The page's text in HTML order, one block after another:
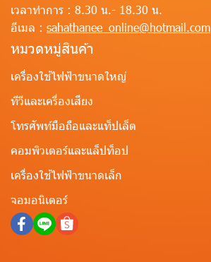
เวลาทำการ : 8.30 น.- 18.30 น.
อีเมล : sahathanee_online@hotmail.com
หมวดหมู่สินค้า
เครื่องใช้ไฟฟ้าขนาดใหญ่
ทีวีและเครื่องเสียง
โทรศัพท์มือถือและแท็ปเล็ต
คอมพิวเตอร์และแล็ปท็อป
เครื่องใช้ไฟฟ้าขนาดเล็ก
จอมอนิเตอร์